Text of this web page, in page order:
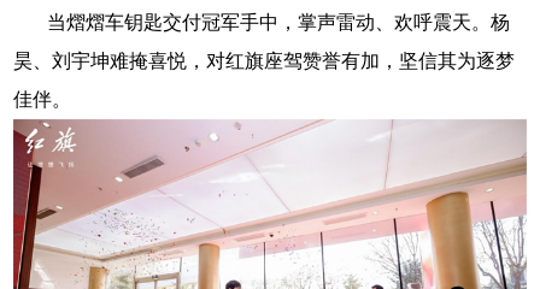
当熠熠车钥匙交付冠军手中，掌声雷动、欢呼震天。杨
昊、刘宇坤难掩喜悦，对红旗座驾赞誉有加，坚信其为逐梦
佳伴。